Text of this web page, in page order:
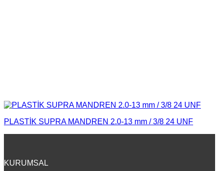
PLASTİK SUPRA MANDREN 2.0-13 mm / 3/8 24 UNF
KURUMSAL